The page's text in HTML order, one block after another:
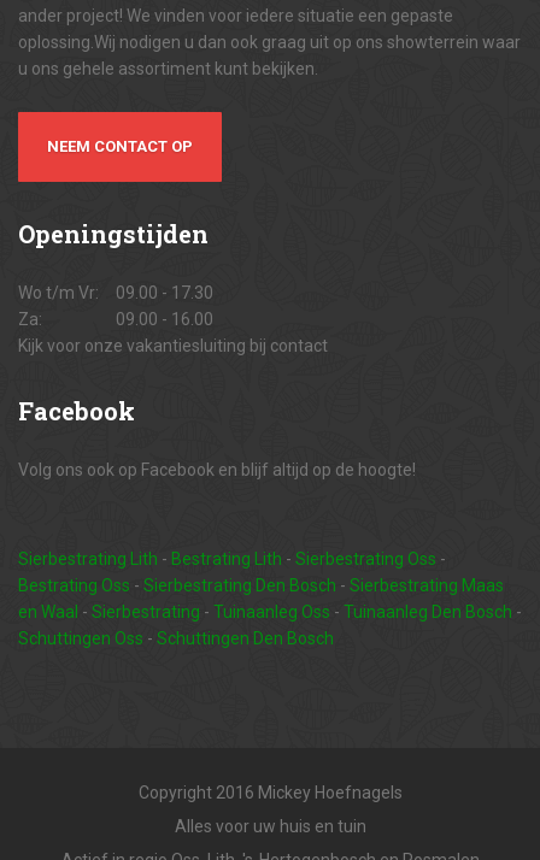
ander project! We vinden voor iedere situatie een gepaste
oplossing.Wij nodigen u dan ook graag uit op ons showterrein waar
u ons gehele assortiment kunt bekijken.
NEEM CONTACT OP
Openingstijden
Wo t/m Vr:
09.00 - 17.30
Za:
09.00 - 16.00
Kijk voor onze vakantiesluiting bij contact
Facebook
Volg ons ook op Facebook en blijf altijd op de hoogte!
Sierbestrating Lith - Bestrating Lith - Sierbestrating Oss -
Bestrating Oss - Sierbestrating Den Bosch - Sierbestrating Maas
en Waal - Sierbestrating - Tuinaanleg Oss - Tuinaanleg Den Bosch -
Schuttingen Oss - Schuttingen Den Bosch
Copyright 2016 Mickey Hoefnagels
Alles voor uw huis en tuin